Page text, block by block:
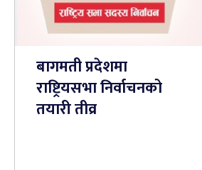
बागमती प्रदेशमा
राष्ट्रियसभा निर्वाचनको
तयारी तीव्र